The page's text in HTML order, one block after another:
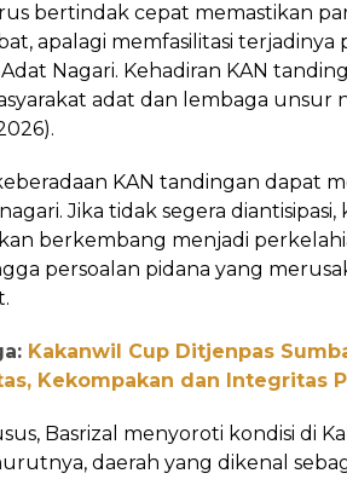
bertindak cepat memastikan
apalagi memfasilitasi terjadinya
Nagari. Kehadiran KAN
adat dan lembaga unsur
KAN tandingan dapat
Jika tidak segera
berkembang menjadi
persoalan pidana yang
Kakanwil Cup Ditjenpas
Kekompakan dan Integritas
Basrizal menyoroti kondisi di
daerah yang dikenal